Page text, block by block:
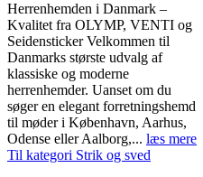
Herrenhemden i Danmark –
Kvalitet fra OLYMP, VENTI og
Seidensticker Velkommen til
Danmarks største udvalg af
klassiske og moderne
herrenhemder. Uanset om du
søger en elegant forretningshemd
til møder i København, Aarhus,
Odense eller Aalborg,... læs mere
Til kategori Strik og sved